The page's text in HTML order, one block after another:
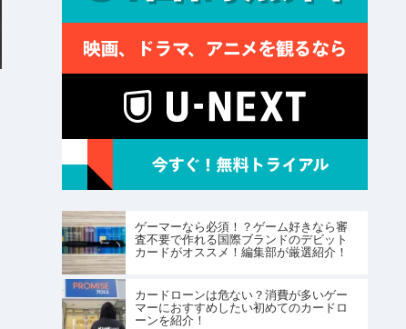
ゲーマーなら必須！？ゲーム好きなら審
査不要で作れる国際ブランドのデビット
カードがオススメ！編集部が厳選紹介！
カードローンは危ない？消費が多いゲー
マーにおすすめしたい初めてのカードロ
ーンを紹介！